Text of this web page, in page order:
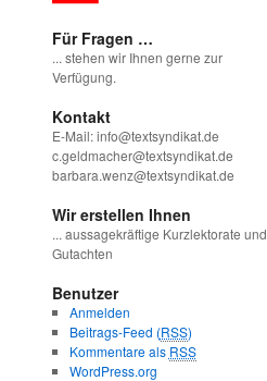
Für Fragen …
... stehen wir Ihnen gerne zur
Verfügung.
Kontakt
E-Mail: info@textsyndikat.de
c.geldmacher@textsyndikat.de
barbara.wenz@textsyndikat.de
Wir erstellen Ihnen
... aussagekräftige Kurzlektorate und
Gutachten
Benutzer
Anmelden
Beitrags-Feed (RSS)
Kommentare als RSS
WordPress.org